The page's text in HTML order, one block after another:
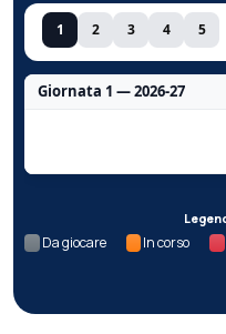
1 2 3 4 5
Giornata 1 — 2026-27
Da giocare In corso